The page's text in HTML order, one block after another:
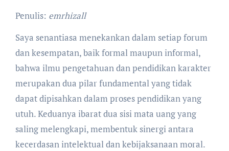
Penulis: emrhizall
Saya senantiasa menekankan dalam setiap forum
dan kesempatan, baik formal maupun informal,
bahwa ilmu pengetahuan dan pendidikan karakter
merupakan dua pilar fundamental yang tidak
dapat dipisahkan dalam proses pendidikan yang
utuh. Keduanya ibarat dua sisi mata uang yang
saling melengkapi, membentuk sinergi antara
kecerdasan intelektual dan kebijaksanaan moral.